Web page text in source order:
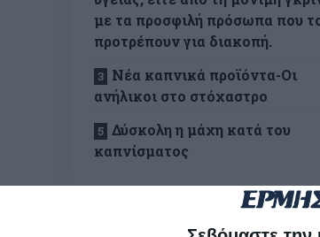
με τα προσφιλή πρόσωπα που
προτρέπουν για διακοπή.
Νέα καπνικά προϊόντα-Οι
ανήλικοι στο στόχαστρο
Δύσκολη η μάχη κατά του
καπνίσματος
Όπως επισημαίνει, μιλώντας